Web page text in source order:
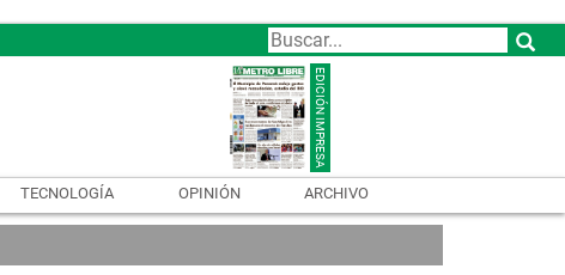
TECNOLOGÍA OPINIÓN ARCHIVO